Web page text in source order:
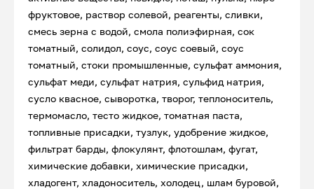
фруктовое, раствор солевой, реагенты, сливки,
смесь зерна с водой, смола полиэфирная, сок
томатный, солидол, соус, соус соевый, соус
томатный, стоки промышленные, сульфат аммония,
сульфат меди, сульфат натрия, сульфид натрия,
сусло квасное, сыворотка, творог, теплоноситель,
термомасло, тесто жидкое, томатная паста,
топливные присадки, тузлук, удобрение жидкое,
фильтрат барды, флокулянт, флотошлам, фугат,
химические добавки, химические присадки,
хладогент, хладоноситель, холодец, шлам буровой,